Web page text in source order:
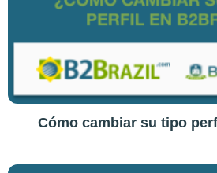
Cómo cambiar su tipo